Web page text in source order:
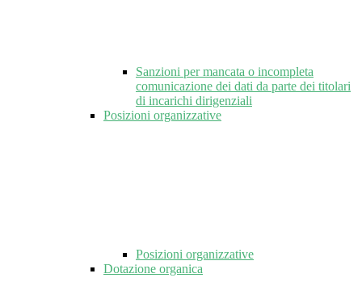
Sanzioni per mancata o incompleta
comunicazione dei dati da parte dei titolari
di incarichi dirigenziali
Posizioni organizzative
Posizioni organizzative
Dotazione organica